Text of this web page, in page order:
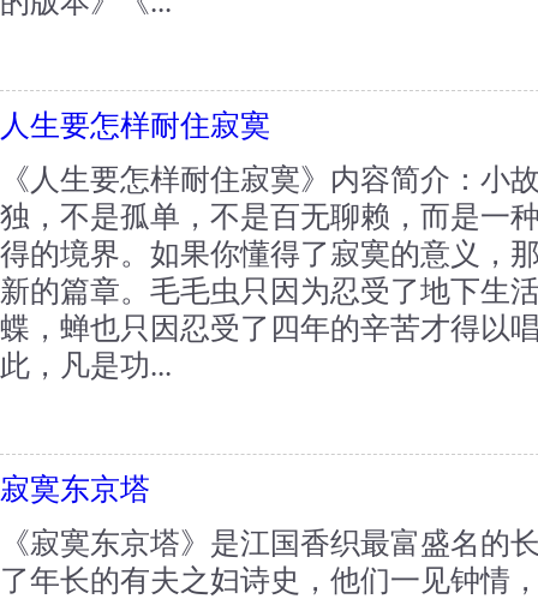
人生要怎样耐住寂寞
《人生要怎样耐住寂寞》内容简介：小
独，不是孤单，不是百无聊赖，而是一
得的境界。如果你懂得了寂寞的意义，
新的篇章。毛毛虫只因为忍受了地下生
蝶，蝉也只因忍受了四年的辛苦才得以
此，凡是功...
寂寞东京塔
《寂寞东京塔》是江国香织最富盛名的
了年长的有夫之妇诗史，他们一见钟情